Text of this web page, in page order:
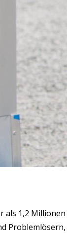
als 1,2 Millionen
Problemlösern,